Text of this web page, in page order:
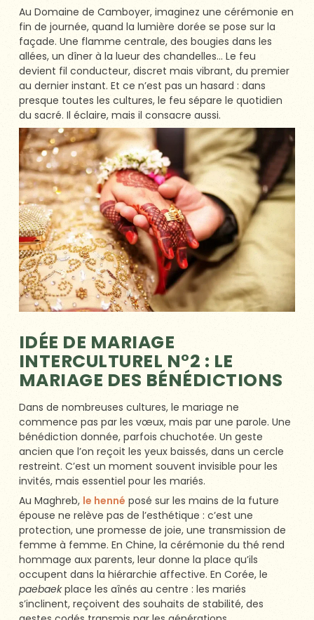
Au Domaine de Camboyer, imaginez une cérémonie en
fin de journée, quand la lumière dorée se pose sur la
façade. Une flamme centrale, des bougies dans les
allées, un dîner à la lueur des chandelles… Le feu
devient fil conducteur, discret mais vibrant, du premier
au dernier instant. Et ce n’est pas un hasard : dans
presque toutes les cultures, le feu sépare le quotidien
du sacré. Il éclaire, mais il consacre aussi.
IDÉE DE MARIAGE
INTERCULTUREL N°2 : LE
MARIAGE DES BÉNÉDICTIONS
Dans de nombreuses cultures, le mariage ne
commence pas par les vœux, mais par une parole. Une
bénédiction donnée, parfois chuchotée. Un geste
ancien que l’on reçoit les yeux baissés, dans un cercle
restreint. C’est un moment souvent invisible pour les
invités, mais essentiel pour les mariés.
Au Maghreb, le henné posé sur les mains de la future
épouse ne relève pas de l’esthétique : c’est une
protection, une promesse de joie, une transmission de
femme à femme. En Chine, la cérémonie du thé rend
hommage aux parents, leur donne la place qu’ils
occupent dans la hiérarchie affective. En Corée, le
paebaekplace les aînés au centre : les mariés
s’inclinent, reçoivent des souhaits de stabilité, des